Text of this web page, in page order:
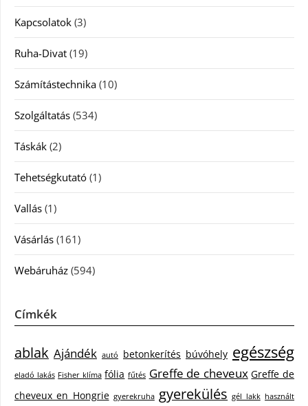
Kapcsolatok (3)
Ruha-Divat (19)
Számítástechnika (10)
Szolgáltatás (534)
Táskák (2)
Tehetségkutató (1)
Vallás (1)
Vásárlás (161)
Webáruház (594)
Címkék
ablak Ajándék autó betonkerítés búvóhely egészség
eladó lakás Fisher klíma fólia fűtés Greffe de cheveux Greffe de
cheveux en Hongrie gyerekruha gyerekülés gél lakk használt